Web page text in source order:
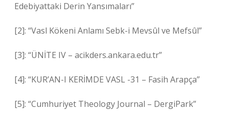
Edebiyattaki Derin Yansımaları”
[2]: “Vasl Kökeni Anlamı Sebk-i Mevsûl ve Mefsûl”
[3]: “ÜNİTE IV – acikders.ankara.edu.tr”
[4]: “KUR’AN-I KERİMDE VASL -31 – Fasih Arapça”
[5]: “Cumhuriyet Theology Journal – DergiPark”